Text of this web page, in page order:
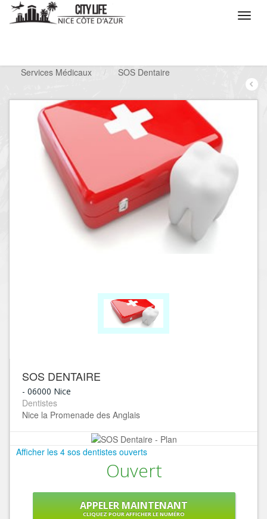
Services Médicaux
/ SOS Dentaire
SOS DENTAIRE
- 06000 Nice
Dentistes
Nice la Promenade des Anglais
Afficher les 4 sos dentistes ouverts
Ouvert
APPELER MAINTENANT
CLIQUEZ POUR AFFICHER LE NUMÉRO